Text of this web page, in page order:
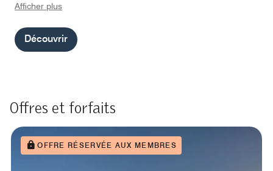
Afficher plus
Découvrir
Offres et forfaits
OFFRE RÉSERVÉE AUX MEMBRES